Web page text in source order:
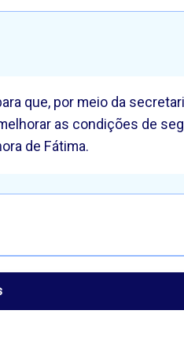
que, por meio da
as condições de
de Fátima.